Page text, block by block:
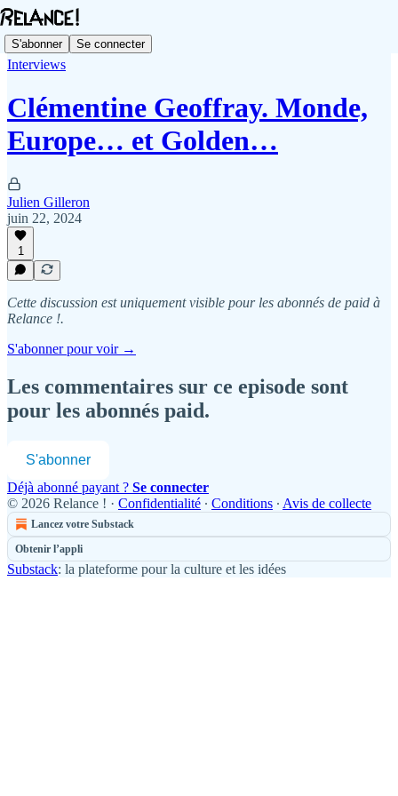
S'abonner Se connecter
Interviews
Clémentine Geoffray. Monde,
Europe… et Golden…
Julien Gilleron
juin 22, 2024
1
Cette discussion est uniquement visible pour les abonnés de paid à
Relance !.
S'abonner pour voir →
Les commentaires sur ce episode sont
pour les abonnés paid.
S'abonner
Déjà abonné payant ? Se connecter
© 2026 Relance ! · Confidentialité ∙ Conditions ∙ Avis de collecte
Lancez votre Substack
Obtenir l’appli
Substack: la plateforme pour la culture et les idées